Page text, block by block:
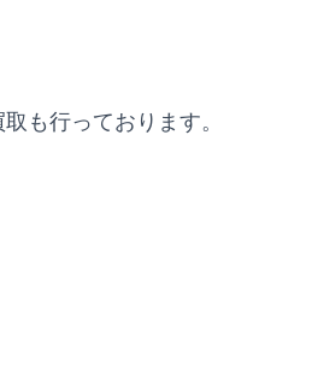
も行っております。